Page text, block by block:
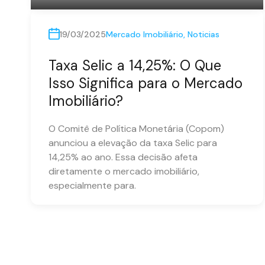
19/03/2025Mercado Imobiliário, Noticias
Taxa Selic a 14,25%: O Que
Isso Significa para o Mercado
Imobiliário?
O Comitê de Política Monetária (Copom)
anunciou a elevação da taxa Selic para
14,25% ao ano. Essa decisão afeta
diretamente o mercado imobiliário,
especialmente para.